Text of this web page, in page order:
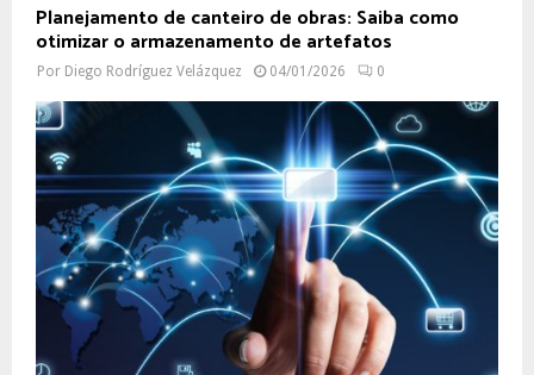
Planejamento de canteiro de obras: Saiba como
otimizar o armazenamento de artefatos
Por Diego Rodríguez Velázquez 04/01/2026 0